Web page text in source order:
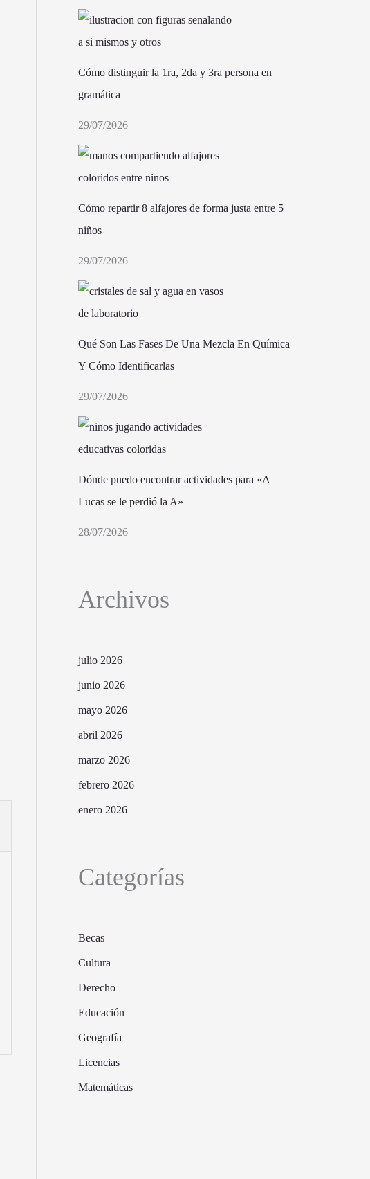
Cómo distinguir la 1ra, 2da y 3ra persona en
gramática
29/07/2026
Cómo repartir 8 alfajores de forma justa entre 5
niños
29/07/2026
Qué Son Las Fases De Una Mezcla En Química
Y Cómo Identificarlas
29/07/2026
Dónde puedo encontrar actividades para «A
Lucas se le perdió la A»
28/07/2026
Archivos
julio 2026
junio 2026
mayo 2026
abril 2026
marzo 2026
febrero 2026
enero 2026
Categorías
Becas
Cultura
Derecho
Educación
Geografía
Licencias
Matemáticas